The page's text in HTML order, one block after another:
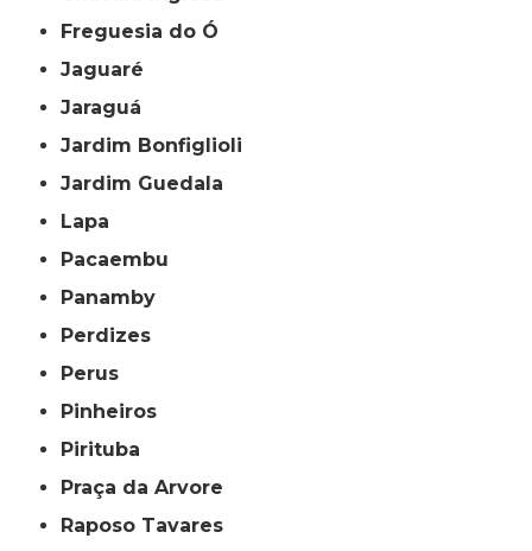
Freguesia do Ó
Jaguaré
Jaraguá
Jardim Bonfiglioli
Jardim Guedala
Lapa
Pacaembu
Panamby
Perdizes
Perus
Pinheiros
Pirituba
Praça da Arvore
Raposo Tavares